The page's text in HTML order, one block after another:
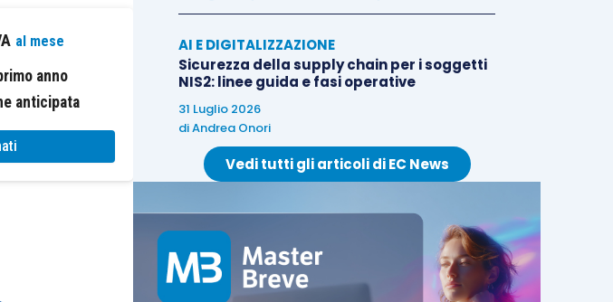
l’aveva
di una
negoziale, la
trasferita nel
al mese
anno
anticipata
AI E DIGITALIZZAZIONE
Sicurezza della supply chain per i soggetti
NIS2: linee guida e fasi operative
31 Luglio 2026
diAndrea Onori
Vedi tutti gli articoli di EC News